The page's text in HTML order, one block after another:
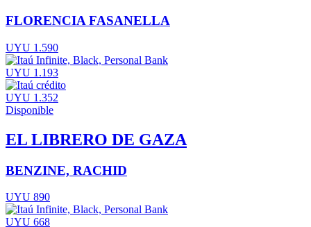
FLORENCIA FASANELLA
UYU 1.590
UYU 1.193
UYU 1.352
Disponible
EL LIBRERO DE GAZA
BENZINE, RACHID
UYU 890
UYU 668